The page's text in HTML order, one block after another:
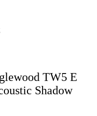
TW5 E
Shadow